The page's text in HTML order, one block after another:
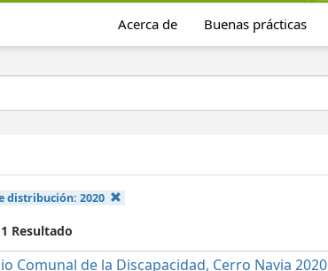
Acerca de Buenas prácticas
distribución: 2020
Resultado
Comunal de la Discapacidad, Cerro Navia 2020